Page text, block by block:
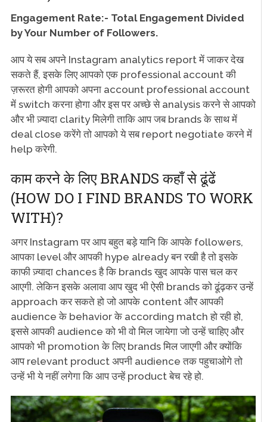
Engagement Rate:- Total Engagement Divided
by Your Number of Followers.
आप ये सब अपने Instagram analytics report में जाकर देख
सकते हैं, इसके लिए आपको एक professional account की
ज़रूरत होगी आपको अपना account professional account
में switch करना होगा और इस पर अच्छे से analysis करने से आपको
और भी ज़्यादा clarity मिलेगी ताकि आप जब brands के साथ में
deal close करेंगे तो आपको ये सब report negotiate करने में
help करेगी.
काम करने के लिए BRANDS कहाँ से ढूंढें
(HOW DO I FIND BRANDS TO WORK
WITH)?
अगर Instagram पर आप बहुत बड़े यानि कि आपके followers,
आपका level और आपकी hype already बन रखी है तो इसके
काफी ज़्यादा chances है कि brands खुद आपके पास चल कर
आएगी. लेकिन इसके अलावा आप खुद भी ऐसी brands को ढूंढ़कर उन्हें
approach कर सकते हो जो आपके content और आपकी
audience के behavior के according match हो रही हो,
इससे आपकी audience को भी वो मिल जायेगा जो उन्हें चाहिए और
आपको भी promotion के लिए brands मिल जाएगी और क्योंकि
आप relevant product अपनी audience तक पहुचाओगे तो
उन्हें भी ये नहीं लगेगा कि आप उन्हें product बेच रहे हो.